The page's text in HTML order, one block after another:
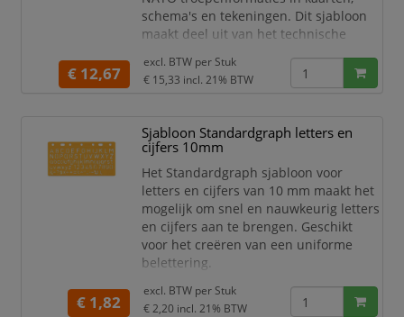
schema's en tekeningen. Dit sjabloon
maakt deel uit van het technische
en is bedoeld voor het tekenen van
formaties en symbolen die verband
Uitvoering: sjabloon NATO
troepenformaties.
Sjabloon Standardgraph
NATO troepenformaties
Tekensjabloon
Vo
€ 12,67
excl. BTW per Stuk
€ 15,33 incl. 21% BTW
Sjabloon Standardgraph letters en
cijfers 10mm
Het Standardgraph sjabloon voor
letters en cijfers van 10 mm maakt het
mogelijk om snel en nauwkeurig letters
en cijfers aan te brengen. Geschikt
voor het creëren van een uniforme
belettering.
Sjabloon voor letters en cijfers
Letterhoogte 10 mm
€ 1,82
excl. BTW per Stuk
€ 2,20 incl. 21% BTW